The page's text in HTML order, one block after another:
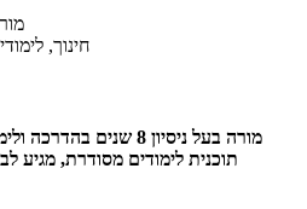
חינוך,
מורה בעל ניסיון 8 שנים
תוכנית לימודים מסודרת, מגיע